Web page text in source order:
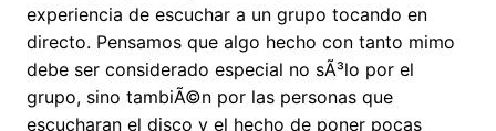
experiencia de escuchar a un grupo tocando en
directo. Pensamos que algo hecho con tanto mimo
debe ser considerado especial no sÃ³lo por el
grupo, sino tambiÃ©n por las personas que
escucharan el disco y el hecho de poner pocas